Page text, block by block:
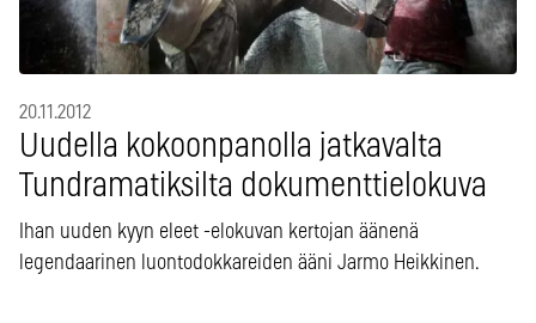
20.11.2012
Uudella kokoonpanolla jatkavalta
Tundramatiksilta dokumenttielokuva
Ihan uuden kyyn eleet -elokuvan kertojan äänenä
legendaarinen luontodokkareiden ääni Jarmo Heikkinen.